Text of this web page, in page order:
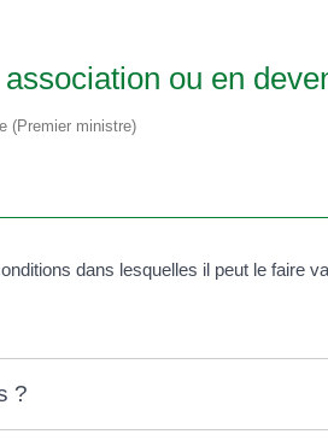
ou en
(Premier ministre)
dans lesquelles il peut le faire
?